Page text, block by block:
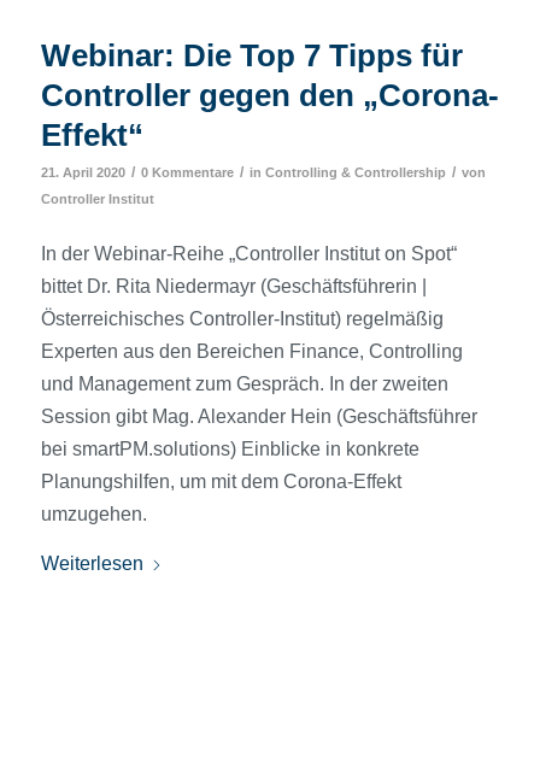
Webinar: Die Top 7 Tipps für
Controller gegen den „Corona-
Effekt“
21. April 2020 / 0 Kommentare / in Controlling & Controllership / von
Controller Institut
In der Webinar-Reihe „Controller Institut on Spot“
bittet Dr. Rita Niedermayr (Geschäftsführerin |
Österreichisches Controller-Institut) regelmäßig
Experten aus den Bereichen Finance, Controlling
und Management zum Gespräch. In der zweiten
Session gibt Mag. Alexander Hein (Geschäftsführer
bei smartPM.solutions) Einblicke in konkrete
Planungshilfen, um mit dem Corona-Effekt
umzugehen.
Weiterlesen